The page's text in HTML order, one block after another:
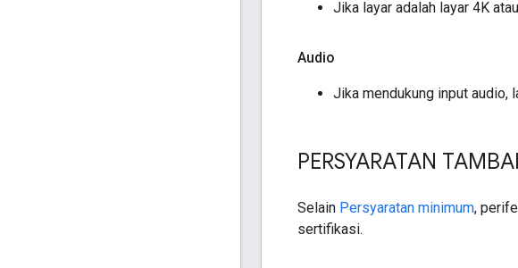
Jika layar adalah layar 4K
Audio
Jika mendukung input audio,
PERSYARATAN
Selain Persyaratan minimum,
sertifikasi.